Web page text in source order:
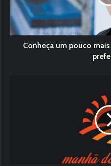
Conheça um pouco